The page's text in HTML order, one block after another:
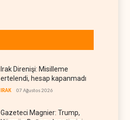
Irak Direnişi: Misilleme
ertelendi, hesap kapanmadı
IRAK 07 Ağustos 2026
Gazeteci Magnier: Trump,